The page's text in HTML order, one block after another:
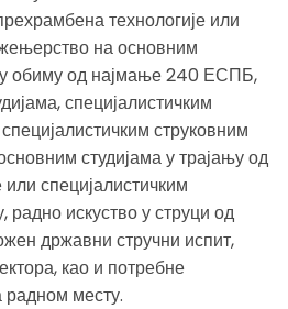
технологије или
на основним
у обиму од најмање 240 ЕСПБ,
специјалистичким
струковним
студијама у трајању од
специјалистичким
радно искуство у струци од
државни стручни испит,
као и потребне
радном месту.